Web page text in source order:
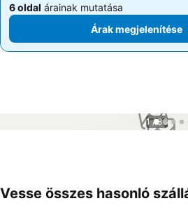
6 oldal árainak mutatása
Árak
6 oldal árainak mutatása
Árak megjelenítése
1 / 36
Vesse összes hasonló